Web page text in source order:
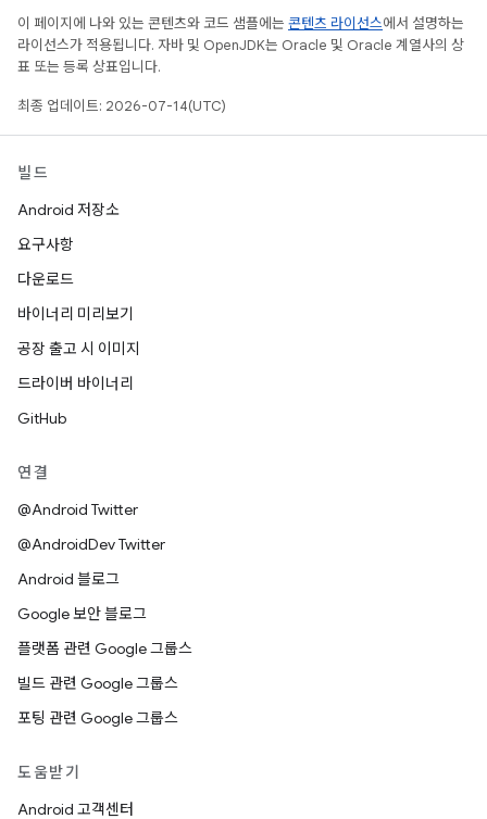
이 페이지에 나와 있는 콘텐츠와 코드 샘플에는 콘텐츠 라이선스에서 설명하는
라이선스가 적용됩니다. 자바 및 OpenJDK는 Oracle 및 Oracle 계열사의 상
표 또는 등록 상표입니다.
최종 업데이트: 2026-07-14(UTC)
빌드
Android 저장소
요구사항
다운로드
바이너리 미리보기
공장 출고 시 이미지
드라이버 바이너리
GitHub
연결
@Android Twitter
@AndroidDev Twitter
Android 블로그
Google 보안 블로그
플랫폼 관련 Google 그룹스
빌드 관련 Google 그룹스
포팅 관련 Google 그룹스
도움받기
Android 고객센터